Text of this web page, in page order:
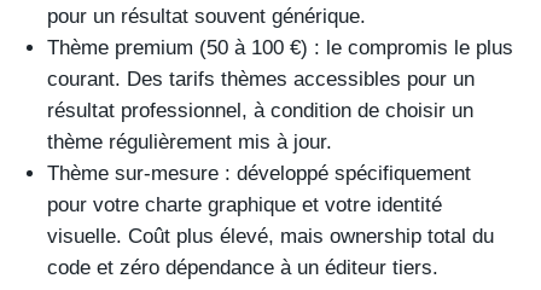
pour un résultat souvent générique.
Thème premium (50 à 100 €) : le compromis le plus
courant. Destarifs thèmes accessibles pour un
résultat professionnel, à condition de choisir un
thème régulièrement mis à jour.
Thème sur-mesure : développé spécifiquement
pour votrecharte graphique et votre identité
visuelle. Coût plus élevé, mais ownership total du
code et zéro dépendance à un éditeur tiers.